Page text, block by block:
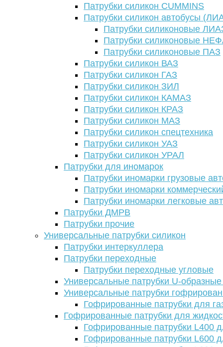
Патрубки силикон CUMMINS
Патрубки силикон автобусы
Патрубки силиконовые
Патрубки силиконовые
Патрубки силиконовые ПАЗ
Патрубки силикон ВАЗ
Патрубки силикон ГАЗ
Патрубки силикон ЗИЛ
Патрубки силикон КАМАЗ
Патрубки силикон КРАЗ
Патрубки силикон МАЗ
Патрубки силикон спецтехника
Патрубки силикон УАЗ
Патрубки силикон УРАЛ
Патрубки для иномарок
Патрубки иномарки грузовые
Патрубки иномарки
Патрубки иномарки легковые
Патрубки ДМРВ
Патрубки прочие
Универсальные патрубки силикон
Патрубки интеркуллера
Патрубки переходные
Патрубки переходные угловые
Универсальные патрубки U-
Универсальные патрубки
Гофрированные патрубки для
Гофрированные патрубки для
Гофрированные патрубки L400
Гофрированные патрубки L600